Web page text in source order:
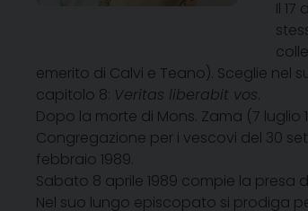
Il
emerito di Calvi e Teano). Sceglie nel
capitolo 8: Veritas liberabit vos.
Dopo la morte di Mons. Zama (7
Congregazione per i vescovi del 30
febbraio 1989.
Sabato 8 aprile 1989 compie la presa
Nel suo lungo episcopato si prodiga